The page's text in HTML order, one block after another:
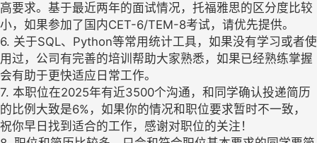
高要求。基于最近两年的面试情况，托福雅思的区分度比较
小，如果参加了国内CET-6/TEM-8考试，请优先提供。
6. 关于SQL、Python等常用统计工具，如果没有学习或者使
用过，公司有完善的培训帮助大家熟悉，如果已经熟练掌握
会有助于更快适应日常工作。
7. 本职位在2025年有近3500个沟通，和同学确认投递简历
的比例大致是6%，如果你的情况和职位要求暂时不一致，
祝你早日找到适合的工作，感谢对职位的关注！